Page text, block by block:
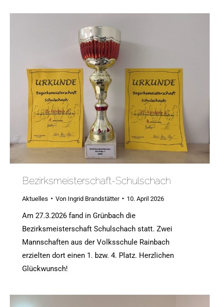
Bezirksmeisterschaft-Schulschach
Aktuelles Von Ingrid Brandstätter 10. April 2026
Am 27.3.2026 fand in Grünbach die
Bezirksmeisterschaft Schulschach statt. Zwei
Mannschaften aus der Volksschule Rainbach
erzielten dort einen 1. bzw. 4. Platz. Herzlichen
Glückwunsch!